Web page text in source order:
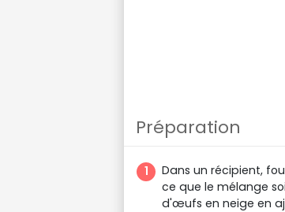
Préparation
Dans un récipient,
ce que le mélange
d'œufs en neige en